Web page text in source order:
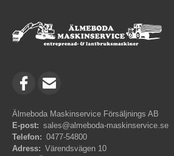
Älmeboda Maskinservice Försäljnings AB
E-post: sales@almeboda-maskinservice.se
Telefon: 0477-54800
Adress: Värendsvägen 10